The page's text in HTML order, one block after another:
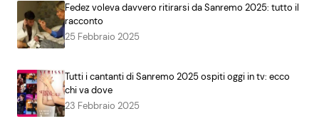
Fedez voleva davvero ritirarsi da Sanremo 2025: tutto il
racconto
25 Febbraio 2025
Tutti i cantanti di Sanremo 2025 ospiti oggi in tv: ecco
chi va dove
23 Febbraio 2025